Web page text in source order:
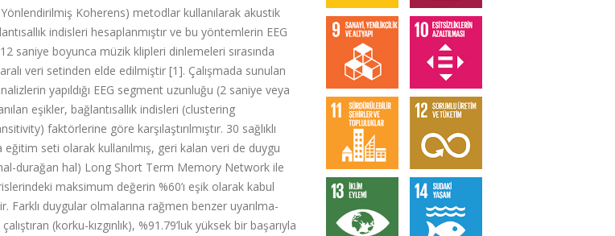
Koherens) metodlar kullanılarak akustik
indisleri hesaplanmıştır ve bu yöntemlerin EEG
12 saniye boyunca müzik klipleri dinlemeleri sırasında
veri setinden elde edilmiştir [1]. Çalışmada sunulan
yapıldığı EEG segment uzunluğu (2 saniye veya
eşikler, bağlantısallık indisleri (clustering
faktörlerine göre karşılaştırılmıştır. 30 sağlıklı
eğitim seti olarak kullanılmış, geri kalan veri de duygu
hal-durağan hal) Long Short Term Memory Network ile
maksimum değerin %60’ı eşik olarak kabul
Farklı duygular olmalarına rağmen benzer uyarılma-
(korku-kızgınlık), %91.79’luk yüksek bir başarıyla